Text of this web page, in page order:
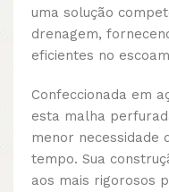
uma solução
drenagem,
eficientes no
Confeccionada em
esta malha
menor necessidade
tempo. Sua
aos mais rigorosos